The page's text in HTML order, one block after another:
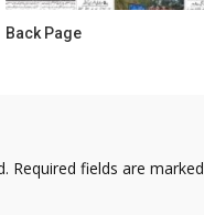
Back Page
Required fields are marked